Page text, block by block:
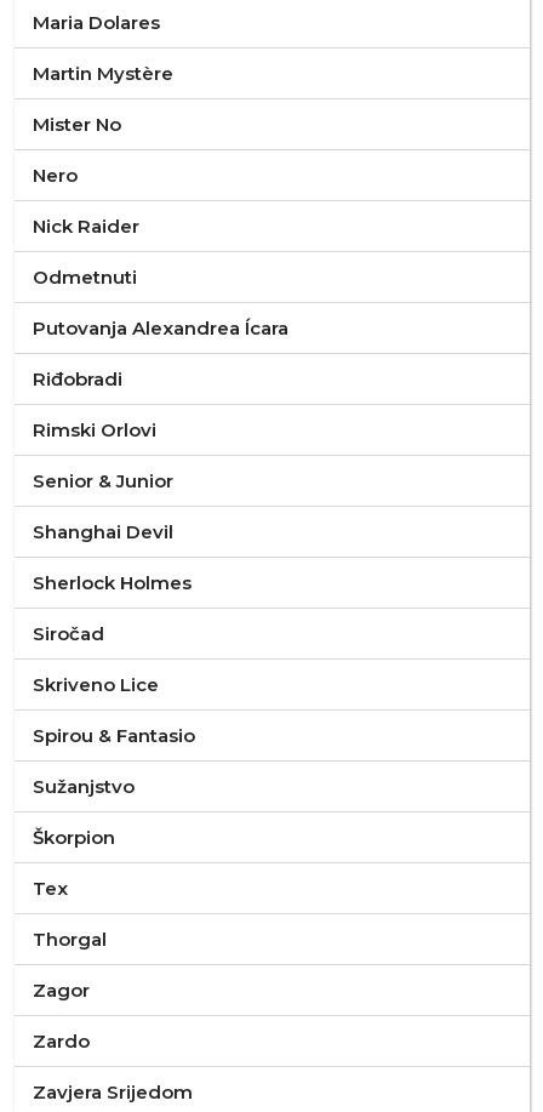
Maria Dolares
Martin Mystère
Mister No
Nero
Nick Raider
Odmetnuti
Putovanja Alexandrea Ícara
Riđobradi
Rimski Orlovi
Senior & Junior
Shanghai Devil
Sherlock Holmes
Siročad
Skriveno Lice
Spirou & Fantasio
Sužanjstvo
Škorpion
Tex
Thorgal
Zagor
Zardo
Zavjera Srijedom